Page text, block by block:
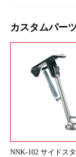
カスタムパー
NNK-102 サイドス